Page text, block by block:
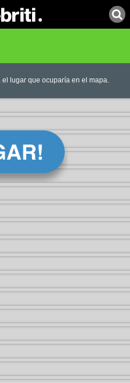
lugar que ocuparía en el mapa.